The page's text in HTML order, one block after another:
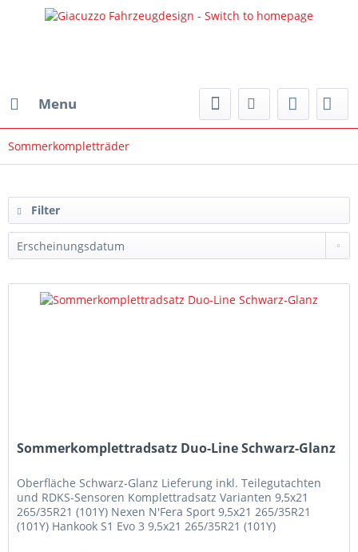
Menu
Sommerkompletträder
nach:
Filter
Sommerkomplettradsatz Duo-Line Schwarz-Glanz
Oberfläche Schwarz-Glanz Lieferung inkl. Teilegutachten
und RDKS-Sensoren Komplettradsatz Varianten 9,5x21
265/35R21 (101Y) Nexen N'Fera Sport 9,5x21 265/35R21
(101Y) Hankook S1 Evo 3 9,5x21 265/35R21 (101Y)